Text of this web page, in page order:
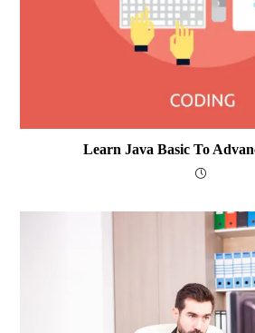
Learn Java Basic To